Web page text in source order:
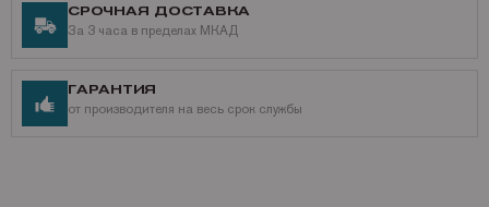
СРОЧНАЯ ДОСТАВКА
За 3 часа в пределах МКАД
ГАРАНТИЯ
от производителя на весь срок службы